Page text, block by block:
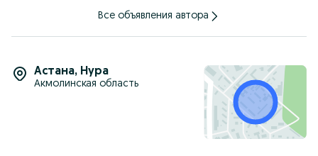
Все объявления автора
Астана, Нура
Акмолинская область